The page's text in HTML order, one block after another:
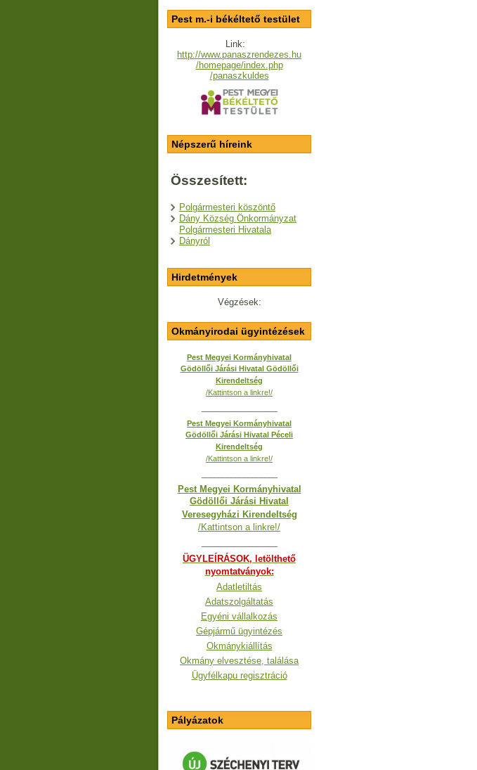
Pest m.-i békéltető testület
Link:
http://www.panaszrendezes.hu
/homepage/index.php
/panaszkuldes
Népszerű híreink
Összesített:
Polgármesteri köszöntő
Dány Község Önkormányzat
Polgármesteri Hivatala
Dányról
Hirdetmények
Végzések:
Okmányirodai ügyintézések
Pest Megyei Kormányhivatal
Gödöllői Járási Hivatal Gödöllői
Kirendeltség
/Kattintson a linkre!/
Pest Megyei Kormányhivatal
Gödöllői Járási Hivatal Péceli
Kirendeltség
/Kattintson a linkre!/
Pest Megyei Kormányhivatal
Gödöllői Járási Hivatal
Veresegyházi Kirendeltség
/Kattintson a linkre!/
ÜGYLEÍRÁSOK, letölthető
nyomtatványok:
Adatletiltás
Adatszolgáltatás
Egyéni vállalkozás
Gépjármű ügyintézés
Okmánykiállítás
Okmány elvesztése, találása
Ügyfélkapu regisztráció
Pályázatok